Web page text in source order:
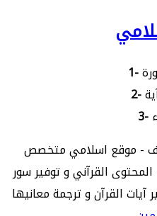
- موقع اسلامي متخصص
القرآني و توفير سور
آيات القرآن و ترجمة معانيها